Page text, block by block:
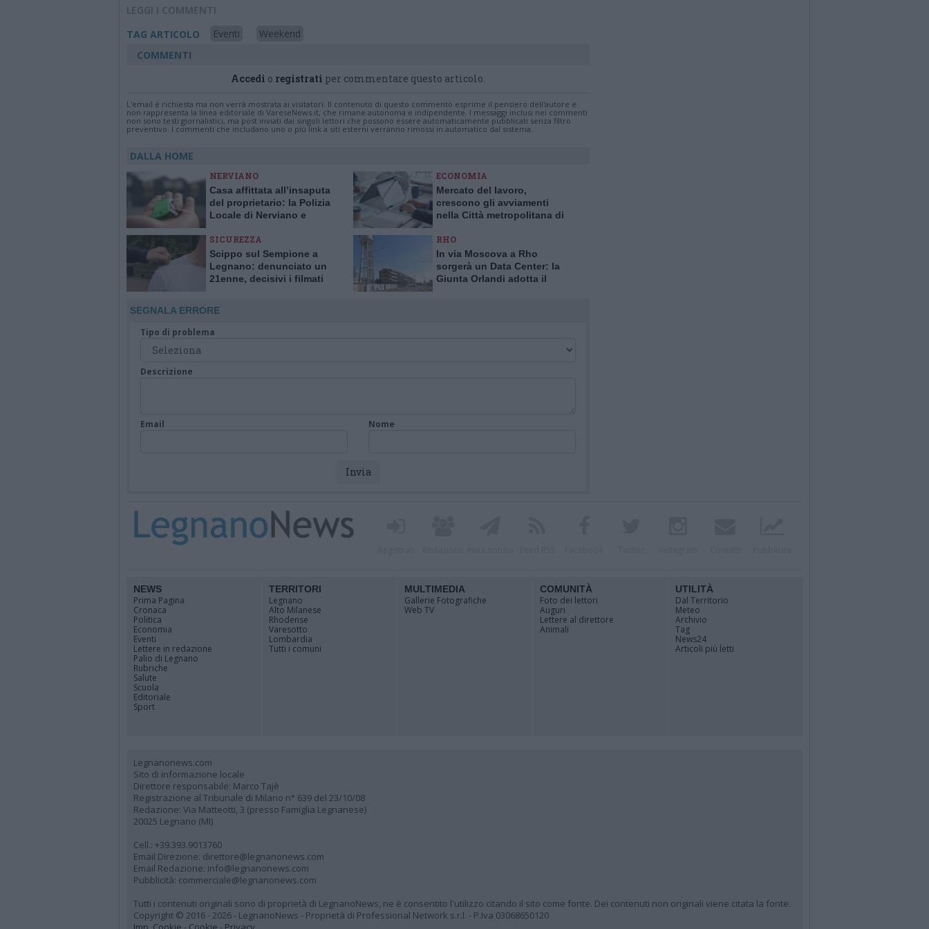
LEGGI I COMMENTI
TAG ARTICOLO
Eventi
Weekend
COMMENTI
Accedi o registrati per commentare questo articolo.
L'email è richiesta ma non verrà mostrata ai visitatori. Il contenuto di questo commento esprime il pensiero dell'autore e
non rappresenta la linea editoriale di VareseNews.it, che rimane autonoma e indipendente. I messaggi inclusi nei commenti
non sono testi giornalistici, ma post inviati dai singoli lettori che possono essere automaticamente pubblicati senza filtro
preventivo. I commenti che includano uno o più link a siti esterni verranno rimossi in automatico dal sistema.
DALLA HOME
NERVIANO
Casa affittata all’insaputa
del proprietario: la Polizia
Locale di Nerviano e
ECONOMIA
Mercato del lavoro,
crescono gli avviamenti
nella Città metropolitana di
SICUREZZA
Scippo sul Sempione a
Legnano: denunciato un
21enne, decisivi i filmati
RHO
In via Moscova a Rho
sorgerà un Data Center: la
Giunta Orlandi adotta il
SEGNALA ERRORE
Tipo di problema
Descrizione
Email Nome
NEWS
Prima Pagina
Cronaca
Politica
Economia
Eventi
Lettere in redazione
Palio di Legnano
Rubriche
Salute
Scuola
Editoriale
Sport
TERRITORI
Legnano
Alto Milanese
Rhodense
Varesotto
Lombardia
Tutti i comuni
MULTIMEDIA
Gallerie Fotografiche
Web TV
COMUNITÀ
Foto dei lettori
Auguri
Lettere al direttore
Animali
UTILITÀ
Dal Territorio
Meteo
Archivio
Tag
News24
Articoli più letti
Legnanonews.com
Sito di informazione locale
Direttore responsabile: Marco Tajè
Registrazione al Tribunale di Milano n° 639 del 23/10/08
Redazione: Via Matteotti, 3 (presso Famiglia Legnanese)
20025 Legnano (MI)
Cell.: +39.393.9013760
Email Direzione: direttore@legnanonews.com
Email Redazione: info@legnanonews.com
Pubblicità: commerciale@legnanonews.com
Tutti i contenuti originali sono di proprietà di LegnanoNews, ne è consentito l'utilizzo citando il sito come fonte. Dei contenuti non originali viene citata la fonte.
Copyright © 2016 - 2026 - LegnanoNews - Proprietà di Professional Network s.r.l. - P.Iva 03068650120